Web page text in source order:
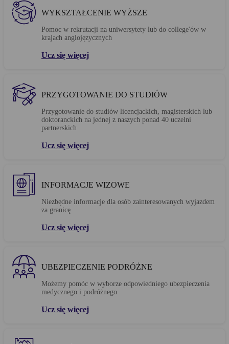
WYKSZTAŁCENIE WYŻSZE
Pomoc w rekrutacji na uniwersytety lub do college'ów w
krajach anglojęzycznych
Ucz się więcej
PRZYGOTOWANIE DO STUDIÓW
Przygotowanie do studiów licencjackich, magisterskich lub
doktoranckich na jednej z naszych ponad 40 uczelni
partnerskich
Ucz się więcej
INFORMACJE WIZOWE
Niezbędne informacje dla osób zainteresowanych wyjazdem
za granicę
Ucz się więcej
UBEZPIECZENIE PODRÓŻNE
Możemy pomóc w wyborze odpowiedniego ubezpieczenia
medycznego i podróżnego
Ucz się więcej